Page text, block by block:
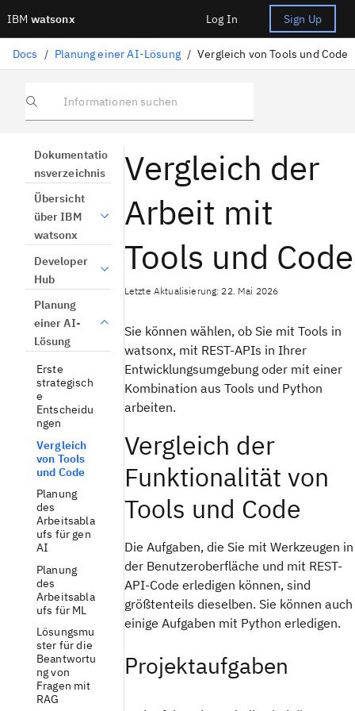
IBM watsonx Log In Sign Up
Docs / Planung einer AI-Lösung / Vergleich von Tools und Code
Informationen suchen
Dokumentatio
nsverzeichnis
Übersicht
über IBM
watsonx
Developer
Hub
Planung
einer AI-
Lösung
Erste
strategisch
e
Entscheidu
ngen
Vergleich
von Tools
und Code
Planung
des
Arbeitsabla
ufs für gen
AI
Planung
des
Arbeitsabla
ufs für ML
Lösungsmu
ster für die
Beantwortu
ng von
Fragen mit
RAG
Vergleich der
Arbeit mit
Tools und Code
Letzte Aktualisierung: 22. Mai 2026
Sie können wählen, ob Sie mit Tools in
watsonx, mit REST-APIs in Ihrer
Entwicklungsumgebung oder mit einer
Kombination aus Tools und Python
arbeiten.
Vergleich der
Funktionalität von
Tools und Code
Die Aufgaben, die Sie mit Werkzeugen in
der Benutzeroberfläche und mit REST-
API-Code erledigen können, sind
größtenteils dieselben. Sie können auch
einige Aufgaben mit Python erledigen.
Projektaufgaben